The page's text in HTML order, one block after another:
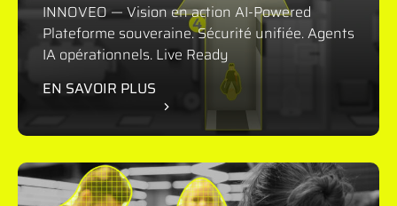
INNOVEO — Vision en action AI-Powered
Plateforme souveraine. Sécurité unifiée. Agents
IA opérationnels. Live Ready
EN SAVOIR PLUS